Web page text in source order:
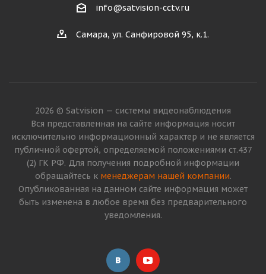
info@satvision-cctv.ru
Самара, ул. Санфировой 95, к.1.
2026 © Satvision — системы видеонаблюдения
Вся представленная на сайте информация носит
исключительно информационный характер и не является
публичной офертой, определяемой положениями ст.437
(2) ГК РФ. Для получения подробной информации
обращайтесь к менеджерам нашей компании.
Опубликованная на данном сайте информация может
быть изменена в любое время без предварительного
уведомления.